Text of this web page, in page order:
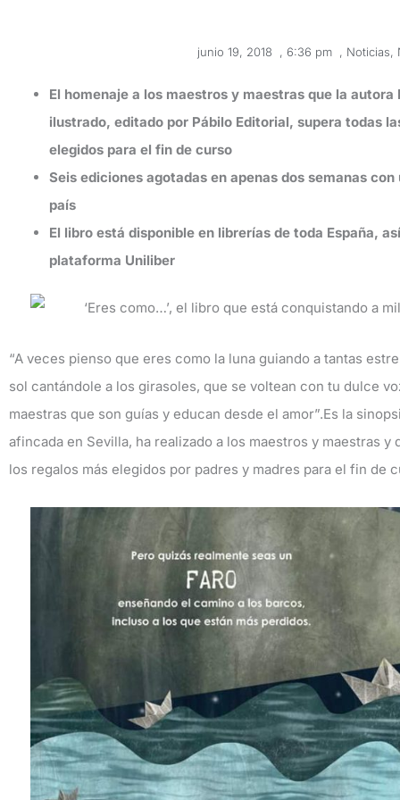
junio 19, 2018 , 6:36 pm , Noticias,
El homenaje a los maestros y maestras que la
ilustrado, editado por Pábilo Editorial, supera todas
elegidos para el fin de curso
Seis ediciones agotadas en apenas dos semanas
país
El libro está disponible en librerías de toda España,
plataforma Uniliber
“A veces pienso que eres como la luna guiando a tantas
sol cantándole a los girasoles, que se voltean con tu dulce
maestras que son guías y educan desde el amor”.Es la
afincada en Sevilla, ha realizado a los maestros y maestras
los regalos más elegidos por padres y madres para el fin de